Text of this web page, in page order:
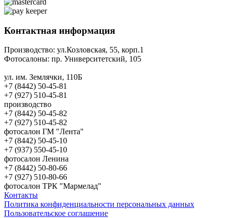
Контактная информация
Производство: ул.Козловская, 55, корп.1
Фотосалоны: пр. Университетский, 105
ул. им. Землячки, 110Б
+7 (8442) 50-45-81
+7 (927) 510-45-81
производство
+7 (8442) 50-45-82
+7 (927) 510-45-82
фотосалон ГМ "Лента"
+7 (8442) 50-45-10
+7 (937) 550-45-10
фотосалон Ленина
+7 (8442) 50-80-66
+7 (927) 510-80-66
фотосалон ТРК "Мармелад"
Контакты
Политика конфиденциальности персональных данных
Пользовательское соглашение